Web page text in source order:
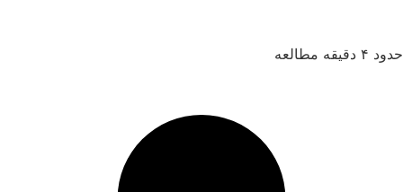
حدود ۴ دقیقه مطالعه